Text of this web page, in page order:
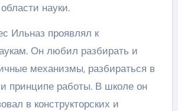
науки.
Ильназ проявлял к
Он любил разбирать и
механизмы, разбираться в
принципе работы. В школе он
в конструкторских и